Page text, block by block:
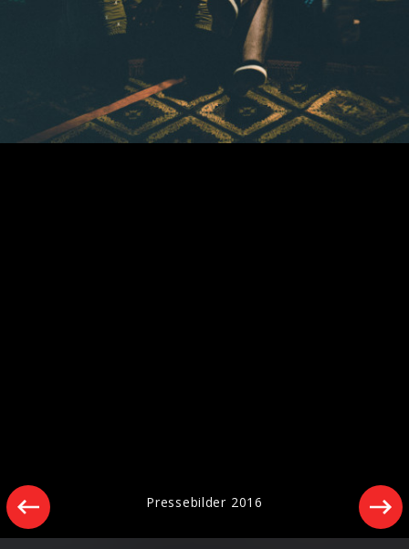
Mumford & Sons - Pressebilder 2015
Pressebilder 2016